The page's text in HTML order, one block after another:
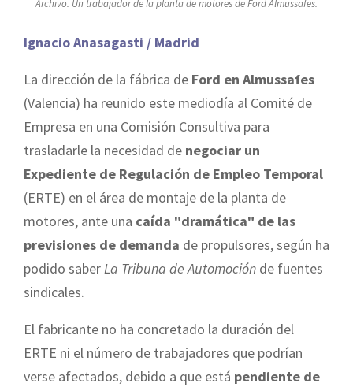
Archivo. Un trabajador de la planta de motores de Ford Almussafes.
Ignacio Anasagasti / Madrid
La dirección de la fábrica de Ford en Almussafes
(Valencia) ha reunido este mediodía al Comité de
Empresa en una Comisión Consultiva para
trasladarle la necesidad de negociar un
Expediente de Regulación de Empleo Temporal
(ERTE) en el área de montaje de la planta de
motores, ante una caída "dramática" de las
previsiones de demanda de propulsores, según ha
podido saberLa Tribuna de Automoción de fuentes
sindicales.
El fabricante no ha concretado la duración del
ERTE ni el número de trabajadores que podrían
verse afectados, debido a que está pendiente de